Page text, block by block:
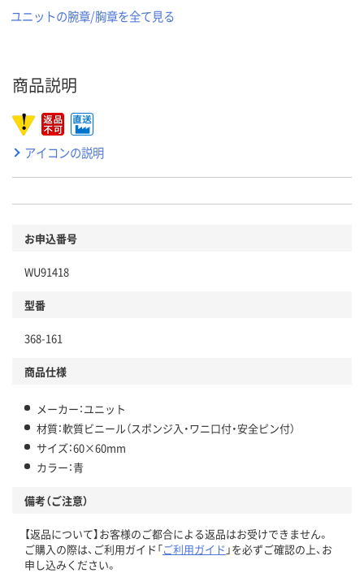
ユニットの腕章/胸章を全て見る
商品説明
アイコンの説明
お申込番号
WU91418
型番
368-161
商品仕様
メーカー：ユニット
材質：軟質ビニール（スポンジ入・ワニ口付・安全ピン付）
サイズ：60×60mm
カラー：青
備考（ご注意）
【返品について】お客様のご都合による返品はお受けできません。
ご購入の際は、ご利用ガイド「ご利用ガイド 」を必ずご確認の上、お
申し込みください。